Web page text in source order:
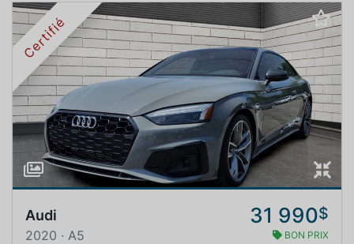
Certifié
Audi 31 990$
2020 · A5 BON PRIX